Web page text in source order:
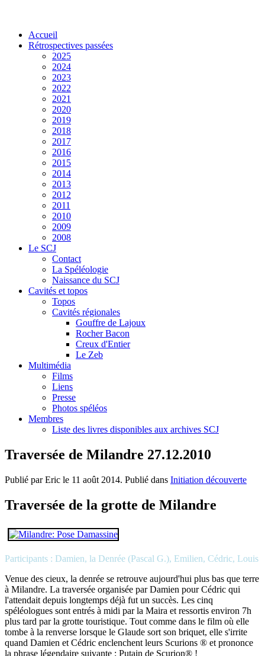
Accueil
Rétrospectives passées
2025
2024
2023
2022
2021
2020
2019
2018
2017
2016
2015
2014
2013
2012
2011
2010
2009
2008
Le SCJ
Contact
La Spéléologie
Naissance du SCJ
Cavités et topos
Topos
Cavités régionales
Gouffre de Lajoux
Rocher Bacon
Creux d'Entier
Le Zeb
Multimédia
Films
Liens
Presse
Photos spéléos
Membres
Liste des livres disponibles aux archives SCJ
Traversée de Milandre 27.12.2010
Publié par Eric le 11 août 2014. Publié dans Initiation découverte
Traversée de la grotte de Milandre
Participants : Damien, la Denrée (Pascal G.), Emilien, Cédric, Louis
Venue des cieux, la denrée se retrouve aujourd'hui plus bas que terre
à Milandre. La traversée organisée par Damien pour Cédric qui
l'attendait depuis longtemps déjà fut un succès. Les cinq
spéléologues sont entrés à midi par la Maira et ressortis environ 7h
plus tard par la grotte touristique. Tout comme dans le film où elle
tombe à la renverse lorsque le Glaude sort son briquet, elle s'irrite
quand Damien et Cédric enclenchent leurs Scurions ® et prononce
la phrase légendaire suivante : Putain de Scurion® !